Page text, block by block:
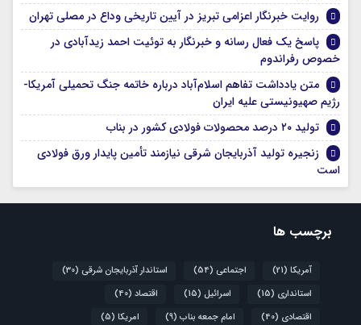
روایت خبرنگار اعزامی تبریز در آیین تاریخی وداع در مصلی تهران
پاسخ یک فعال رسانه و خبرنگار به توئیت احمد زیدآبادی در
خصوص رفراندوم
متن یادداشت تفاهم اسلام‌آباد درباره خاتمه جنگ تحمیلی آمریکا-
رژیم صهیونیستی علیه ایران
تولید ۲۰ درصد محصولات فولادی کشور در بناب
زنجیره تولید آذربایجان شرقی نیازمند تأمین پایدار ورق فولادی
است
برچسب ها
آمریکا (21) اجتماعی (54) استاندار آذربایجان شرقی (30)
استانداری (15) اسرائیل (15) اقتصاد (40)
اقتصادی (40) امام جمعه بناب (9) امریکا (5)